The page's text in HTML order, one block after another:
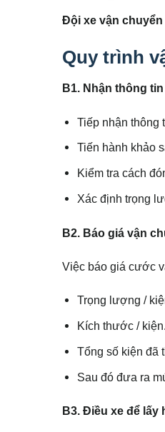
Đội xe vận
Quy trình
B1. Nhận thông
Tiếp nhận thông
Tiến hành khảo
Kiểm tra cách
Xác định trọng
B2. Báo giá vận
Việc báo giá cước
Trọng lượng /
Kích thước / kiện.
Tổng số kiện đã
Sau đó đưa ra
B3. Điều xe để lấy